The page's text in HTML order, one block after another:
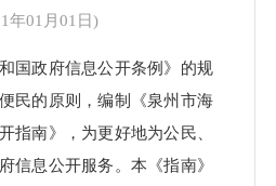
年01月01日)
政府信息公开条例》的规
民的原则，编制《泉州市海
指南》，为更好地为公民、
信息公开服务。本《指南》